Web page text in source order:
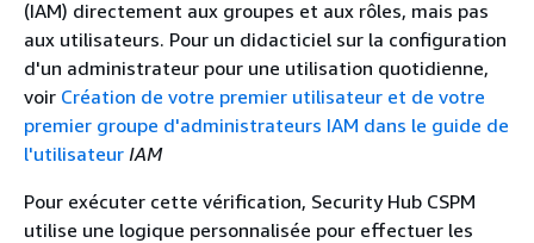
(IAM) directement aux groupes et aux rôles, mais pas
aux utilisateurs. Pour un didacticiel sur la configuration
d'un administrateur pour une utilisation quotidienne,
voir Création de votre premier utilisateur et de votre
premier groupe d'administrateurs IAM dans le guide de
l'utilisateur IAM
Pour exécuter cette vérification, Security Hub CSPM
utilise une logique personnalisée pour effectuer les